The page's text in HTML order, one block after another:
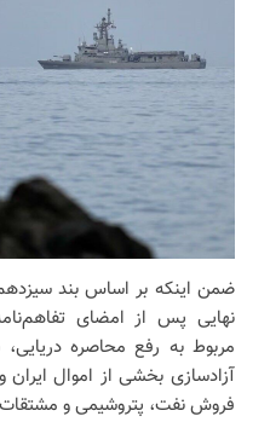
ضمن اینکه بر اساس بند
نهایی پس از امضای
مربوط به رفع محاصره
آزادسازی بخشی از اموال
فروش نفت، پتروشیمی و